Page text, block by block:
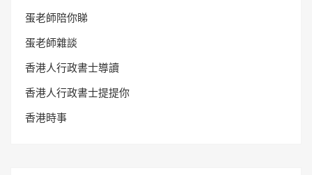
蛋老師陪你睇
蛋老師雜談
香港人行政書士導讀
香港人行政書士提提你
香港時事